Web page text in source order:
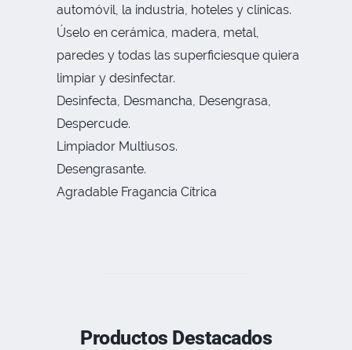
automóvil, la industria, hoteles y clínicas.
Úselo en cerámica, madera, metal,
paredes y todas las superficiesque quiera
limpiar y desinfectar.
Desinfecta, Desmancha, Desengrasa,
Despercude.
Limpiador Multiusos.
Desengrasante.
Agradable Fragancia Cítrica
Productos Destacados